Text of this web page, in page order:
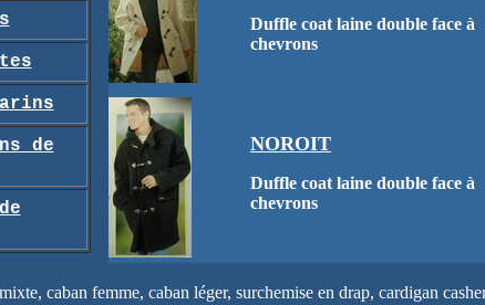
de
Duffle coat laine double face à
chevrons
NOROIT
Duffle coat laine double face à
chevrons
caban femme, caban léger, surchemise en drap, cardigan